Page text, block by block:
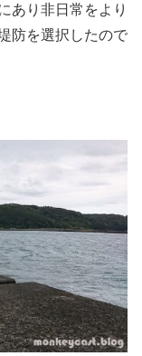
あり非日常をより
防を選択したので